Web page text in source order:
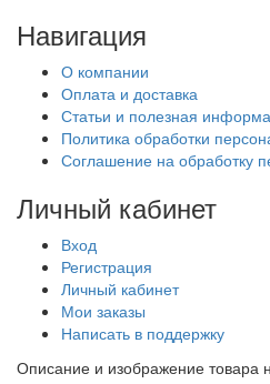
Навигация
О компании
Оплата и доставка
Статьи и полезная
Политика обработки
Соглашение на обработку
Личный кабинет
Вход
Регистрация
Личный кабинет
Мои заказы
Написать в поддержку
Описание и изображение